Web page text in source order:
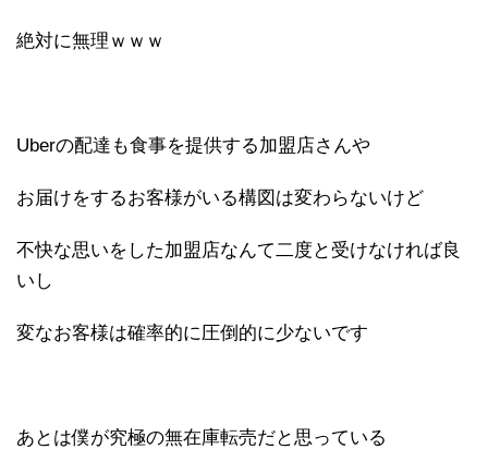
絶対に無理ｗｗｗ
Uberの配達も食事を提供する加盟店さんや
お届けをするお客様がいる構図は変わらないけど
不快な思いをした加盟店なんて二度と受けなければ良
いし
変なお客様は確率的に圧倒的に少ないです
あとは僕が究極の無在庫転売だと思っている